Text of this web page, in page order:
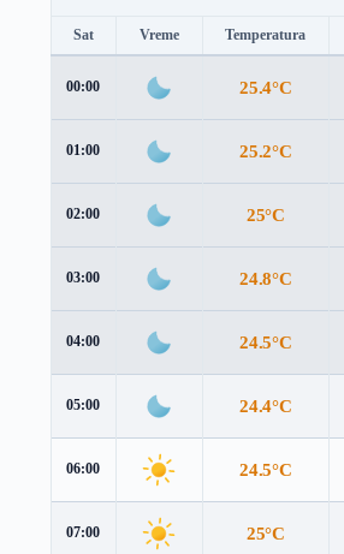
Sat Vreme Temperatura
00:00 25.4°C
01:00 25.2°C
02:00 25°C
03:00 24.8°C
04:00 24.5°C
05:00 24.4°C
06:00 24.5°C
07:00 25°C